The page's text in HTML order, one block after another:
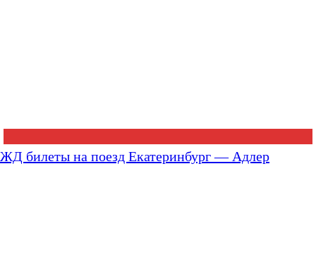
ЖД билеты на поезд Екатеринбург — Адлер